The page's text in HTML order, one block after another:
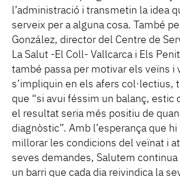
l’administració i transmetin la idea
serveix per a alguna cosa. També
González, director del Centre de
La Salut -El Coll- Vallcarca i Els
també passa per motivar els veïns i
s’impliquin en els afers col·lectius,
que “si avui féssim un balanç, estic
el resultat seria més positiu de
diagnòstic”. Amb l’esperança que
millorar les condicions del veïnat i
seves demandes, Salutem
un barri que cada dia reivindica la